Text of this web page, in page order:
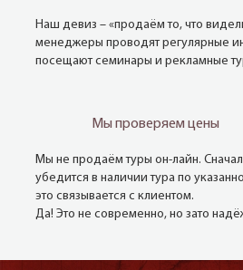
Наш девиз – «продаём то, что
менеджеры проводят регулярные
посещают семинары и рекламные
Мы проверяем цены
Мы не продаём туры он-лайн.
убедится в наличии тура по
это связывается с клиентом.
Да! Это не современно, но зато